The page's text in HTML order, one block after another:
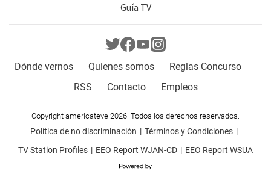
Guía TV
Dónde vernos Quienes somos
Reglas Concurso
RSS
Contacto Empleos
Copyright americateve 2026. Todos los derechos reservados.
Política de no discriminación
Términos y Condiciones
TV Station Profiles
EEO Report WJAN-CD EEO Report WSUA